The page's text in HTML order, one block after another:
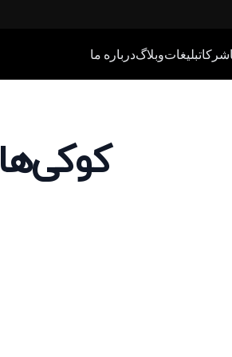
شرکاتبلیغاتوبلاگدرباره ما
کوکی‌ها